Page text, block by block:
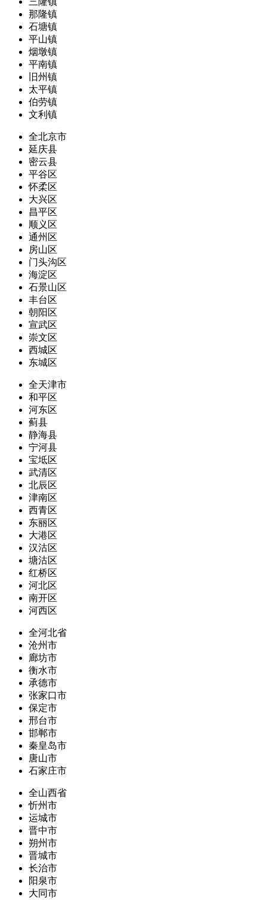
那隆镇
石塘镇
平山镇
烟墩镇
平南镇
旧州镇
太平镇
伯劳镇
文利镇
全北京市
延庆县
密云县
平谷区
怀柔区
大兴区
昌平区
顺义区
通州区
房山区
门头沟区
海淀区
石景山区
丰台区
朝阳区
宣武区
崇文区
西城区
东城区
全天津市
和平区
河东区
蓟县
静海县
宁河县
宝坻区
武清区
北辰区
津南区
西青区
东丽区
大港区
汉沽区
塘沽区
红桥区
河北区
南开区
河西区
全河北省
沧州市
廊坊市
衡水市
承德市
张家口市
保定市
邢台市
邯郸市
秦皇岛市
唐山市
石家庄市
全山西省
忻州市
运城市
晋中市
朔州市
晋城市
长治市
阳泉市
大同市